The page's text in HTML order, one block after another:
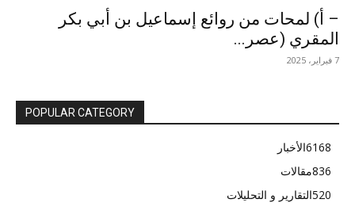
– أ) لمحات من روائع إسماعيل بن أبي بكر
المقري (عصر...
7 فبراير، 2025
POPULAR CATEGORY
الأخبار6168
مقالات836
التقارير و التحليلات520